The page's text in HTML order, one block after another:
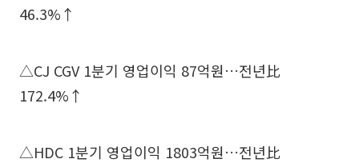
46.3%↑
△CJ CGV 1분기 영업이익 87억원…전년比
172.4%↑
△HDC 1분기 영업이익 1803억원…전년比